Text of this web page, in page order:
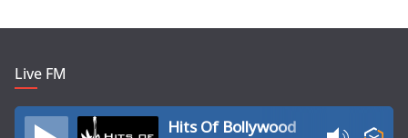
Live FM
Hits Of Bollywood